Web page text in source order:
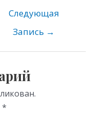
Следующая
Запись →
*